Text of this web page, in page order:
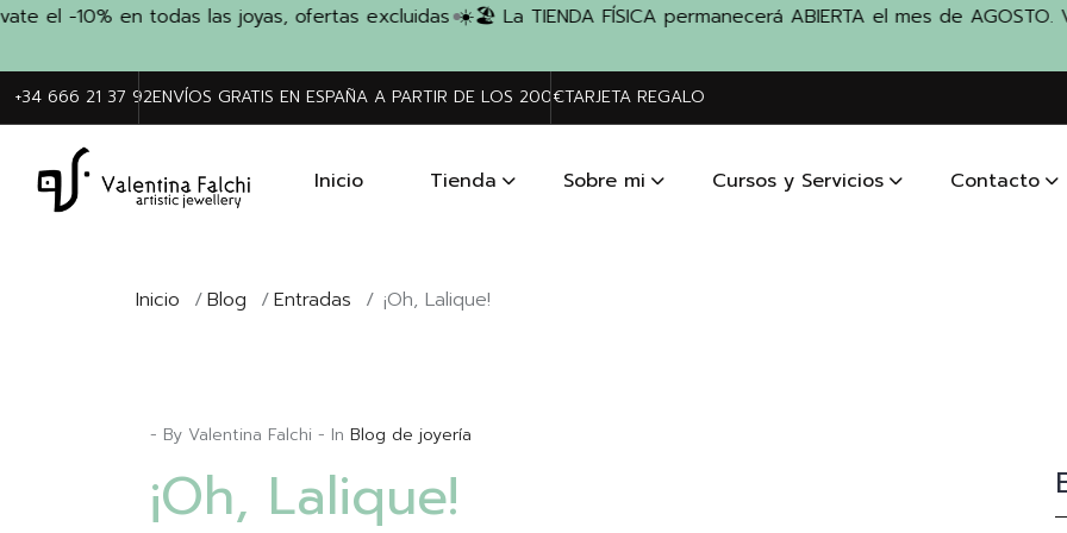
el -10% en todas las joyas, ofertas excluidas ☀️🏖️ La TIENDA FÍSICA permanecerá ABIERTA el mes de AGOSTO.
+34 666 21 37 92ENVÍOS GRATIS EN ESPAÑA A PARTIR DE LOS 200€TARJETA REGALO
Inicio Tienda Sobre mi Cursos y Servicios Contacto
Inicio /Blog /Entradas / ¡Oh, Lalique!
- By Valentina Falchi - In Blog de joyería
¡Oh, Lalique!